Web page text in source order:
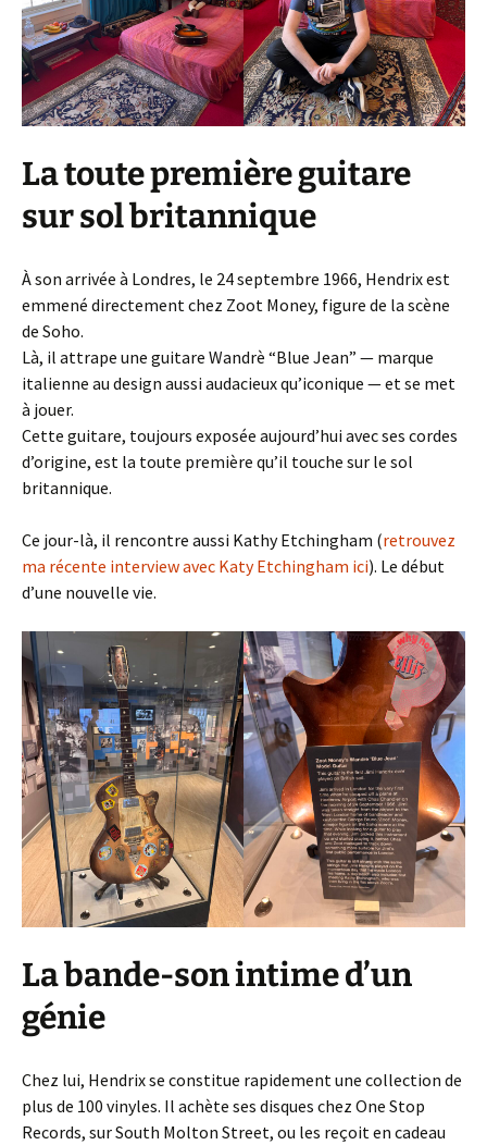
La toute première guitare
sur sol britannique
À son arrivée à Londres, le 24 septembre 1966, Hendrix est
emmené directement chez Zoot Money, figure de la scène
de Soho.
Là, il attrape une guitare Wandrè “Blue Jean” — marque
italienne au design aussi audacieux qu’iconique — et se met
à jouer.
Cette guitare, toujours exposée aujourd’hui avec ses cordes
d’origine, est la toute première qu’il touche sur le sol
britannique.
Ce jour-là, il rencontre aussi Kathy Etchingham (retrouvez
ma récente interview avec Katy Etchingham ici). Le début
d’une nouvelle vie.
La bande-son intime d’un
génie
Chez lui, Hendrix se constitue rapidement une collection de
plus de 100 vinyles. Il achète ses disques chez One Stop
Records, sur South Molton Street, ou les reçoit en cadeau